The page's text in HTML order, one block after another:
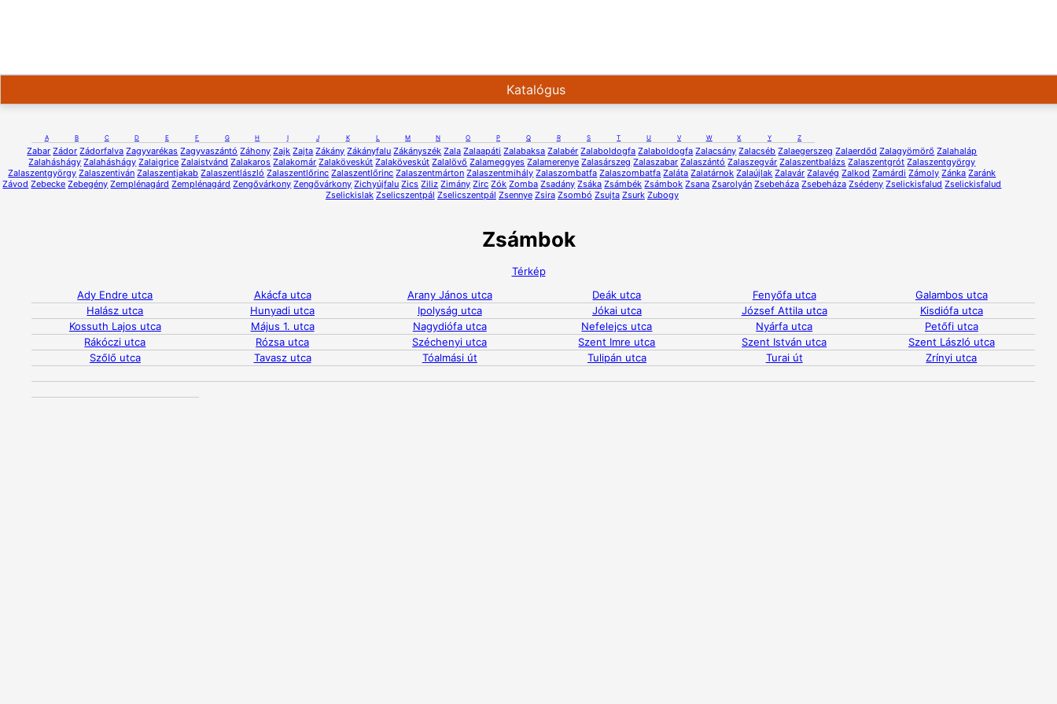
Katalógus
A B C D E F G H I J K L M N O P Q R S T U V W X Y Z
Zabar Zádor Zádorfalva Zagyvarékas Zagyvaszántó Záhony Zajk Zajta Zákány Zákányfalu Zákányszék Zala Zalaapáti Zalabaksa Zalabér Zalaboldogfa Zalaboldogfa Zalacsány Zalacséb Zalaegerszeg Zalaerdőd Zalagyömörő Zalahaláp
Zalaháshágy Zalaháshágy Zalaigrice Zalaistvánd Zalakaros Zalakomár Zalaköveskút Zalaköveskút Zalalövő Zalameggyes Zalamerenye Zalasárszeg Zalaszabar Zalaszántó Zalaszegvár Zalaszentbalázs Zalaszentgrót Zalaszentgyörgy
Zalaszentgyörgy Zalaszentiván Zalaszentjakab Zalaszentlászló Zalaszentlőrinc Zalaszentlőrinc Zalaszentmárton Zalaszentmihály Zalaszombatfa Zalaszombatfa Zaláta Zalatárnok Zalaújlak Zalavár Zalavég Zalkod Zamárdi Zámoly Zánka Zaránk
Závod Zebecke Zebegény Zemplénagárd Zemplénagárd Zengővárkony Zengővárkony Zichyújfalu Zics Ziliz Zimány Zirc Zók Zomba Zsadány Zsáka Zsámbék Zsámbok Zsana Zsarolyán Zsebeháza Zsebeháza Zsédeny Zselickisfalud Zselickisfalud
Zselickislak Zselicszentpál Zselicszentpál Zsennye Zsira Zsombó Zsujta Zsurk Zubogy
Zsámbok
Térkép
Ady Endre utca
Akácfa utca Arany János utca Deák utca Fenyőfa utca
Galambos utca
Halász utca
Hunyadi utca Ipolyság utca Jókai utca József Attila utca
Kisdiófa utca
Kossuth Lajos utca
Május 1. utca Nagydiófa utca Nefelejcs utca Nyárfa utca
Petőfi utca
Rákóczi utca
Rózsa utca Széchenyi utca Szent Imre utca Szent István utca
Szent László utca
Szőlő utca
Tavasz utca Tóalmási út Tulipán utca Turai út Zrínyi utca